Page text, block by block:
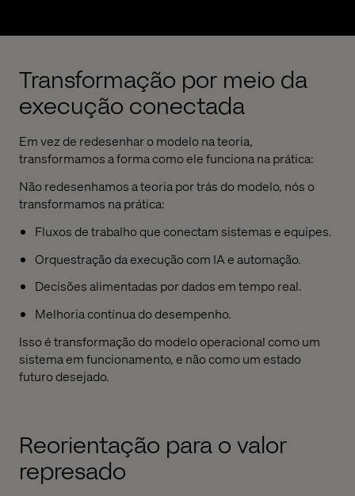
Transformação por meio da
execução conectada
Em vez de redesenhar o modelo na teoria,
transformamos a forma como ele funciona na prática:
Não redesenhamos a teoria por trás do modelo, nós o
transformamos na prática:
Fluxos de trabalho que conectam sistemas e equipes.
Orquestração da execução com IA e automação.
Decisões alimentadas por dados em tempo real.
Melhoria contínua do desempenho.
Isso é transformação do modelo operacional como um
sistema em funcionamento, e não como um estado
futuro desejado.
Reorientação para o valor
represado